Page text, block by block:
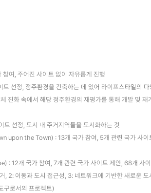
여, 주어진 사이트 없이 자유롭게 진행
선정, 정주환경을 건축하는 데 있어 라이프스타일의 다
진화 속에서 해당 정주환경의 재평가를 통해 개발 및 재
선정, 도시 내 주거지역들을 도시화하는 것
upon the Town) : 13개 국가 참여, 5개 관련 국가 사이
12개 국가 참여, 7개 관련 국가 사이트 제안, 68개 사이
, 2: 이동과 도시 접근성, 3: 네트워크에 기반한 새로운 도
구로서의 프로젝트)